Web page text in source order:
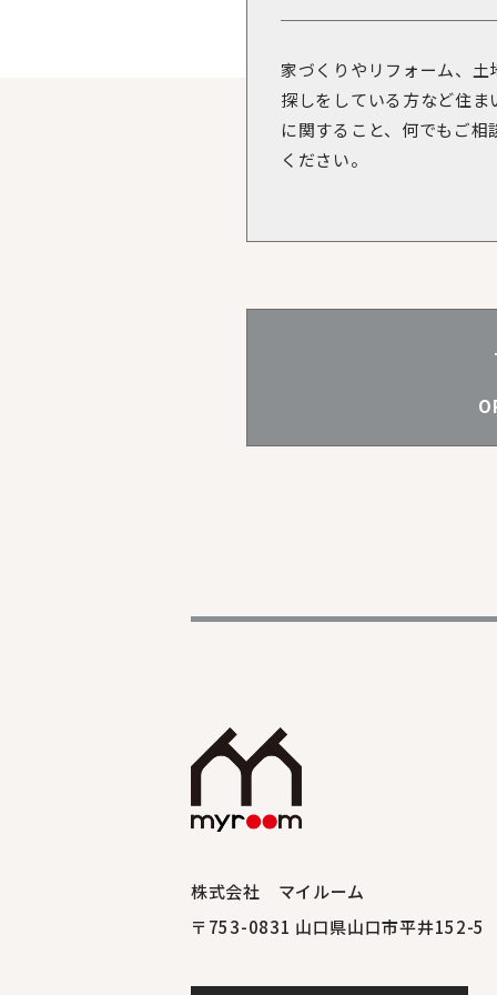
家づくりやリフォーム、土
探しをしている方など住ま
に関すること、何でもご相
ください。
株式会社 マイルーム
〒753-0831 山口県山口市平井152-5